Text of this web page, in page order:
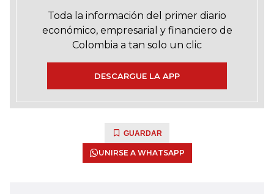
Toda la información del primer diario
económico, empresarial y financiero de
Colombia a tan solo un clic
DESCARGUE LA APP
GUARDAR
UNIRSE A WHATSAPP